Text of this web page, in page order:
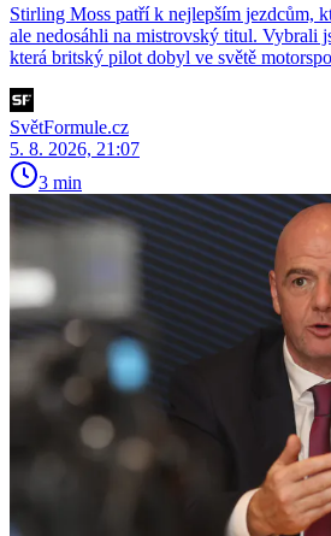
Stirling Moss patří k nejlepším jezdcům,
ale nedosáhli na mistrovský titul. Vybrali
která britský pilot dobyl ve světě
SvětFormule.cz
5. 8. 2026, 21:07
3 min